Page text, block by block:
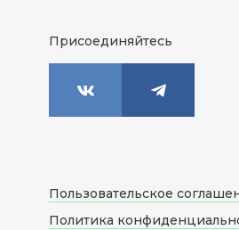
Присоединяйтесь
Пользовательское
Политика